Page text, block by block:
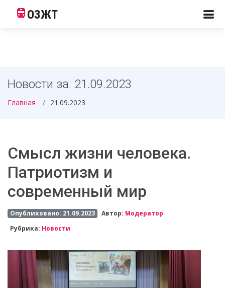
ОЗЖТ
Новости за: 21.09.2023
Главная 21.09.2023
Смысл жизни человека.
Патриотизм и
современный мир
Опубликовано: 21.09.2023 Автор: Модератор
Рубрика: Новости